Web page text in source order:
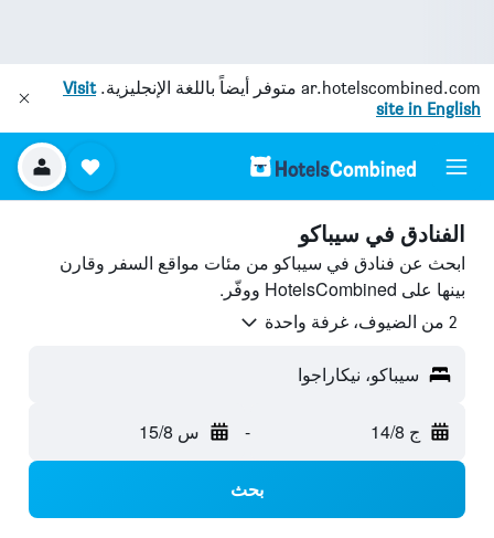
ar.hotelscombined.com متوفر أيضاً باللغة الإنجليزية.Visit
site in English
الفنادق في سيباكو
ابحث عن فنادق في سيباكو من مئات مواقع السفر وقارن
بينها على HotelsCombined ووفّر.
2 من الضيوف، غرفة واحدة
سيباكو، نيكاراجوا
ج 14/8 - س 15/8
بحث